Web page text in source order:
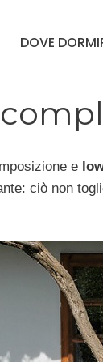
DOVE
e
ciò non